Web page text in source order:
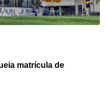
matrícula de